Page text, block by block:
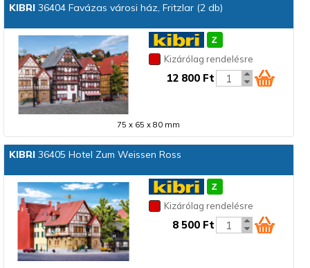
KIBRI36404 Favázas városi ház, Fritzlar (2 db)
Kizárólag rendelésre
12 800 Ft
75 x 65 x 80 mm
KIBRI36405 Hotel Zum Weissen Ross
Kizárólag rendelésre
8 500 Ft